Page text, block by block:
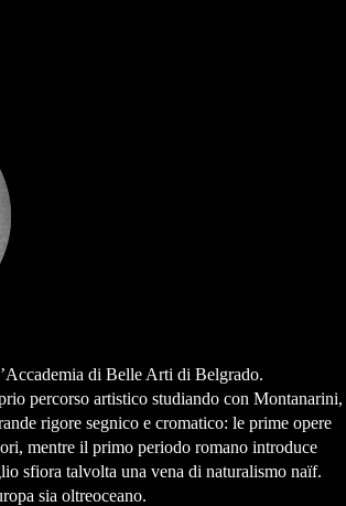
di Belle Arti di Belgrado.
percorso artistico studiando con Montanarini,
rigore segnico e cromatico: le prime opere
mentre il primo periodo romano introduce
sfiora talvolta una vena di naturalismo naïf.
sia oltreoceano.